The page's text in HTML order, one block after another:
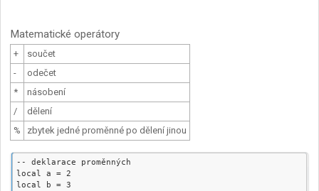
Matematické operátory
+
součet
-
odečet
*
násobení
/
dělení
%
zbytek jedné proměnné po dělení jinou
-- deklarace proměnných
local a = 2
local b = 3